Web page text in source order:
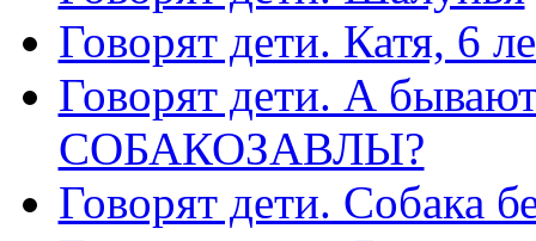
Говорят дети. Катя, 6
Говорят дети. А
СОБАКОЗАВЛЫ?
Говорят дети. Собака